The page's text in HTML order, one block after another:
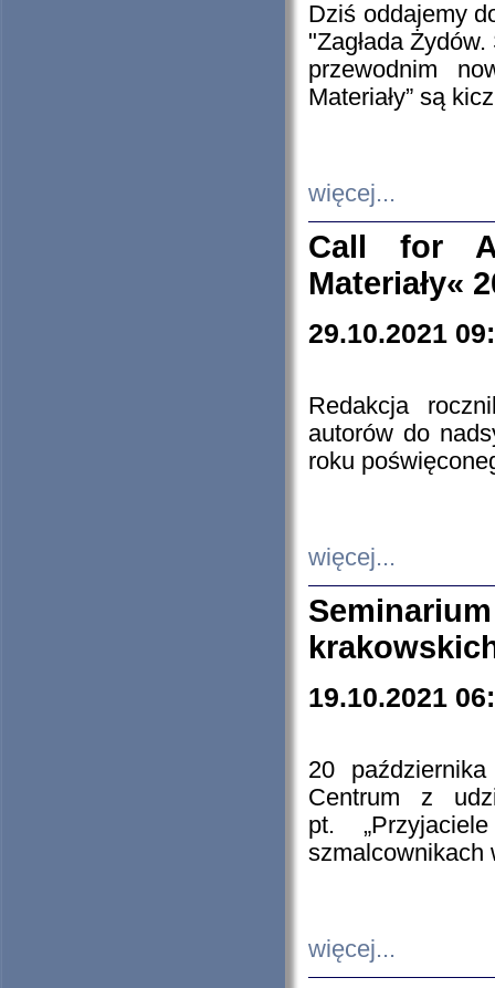
Dziś oddajemy
"Zagłada
przewodnim
Materiały” są
więcej...
Call for
Materiały«
29.10.2021
Redakcja
autorów do
roku
więcej...
19.10.2021
20
Centrum z
pt.
szmalcownikach
więcej...